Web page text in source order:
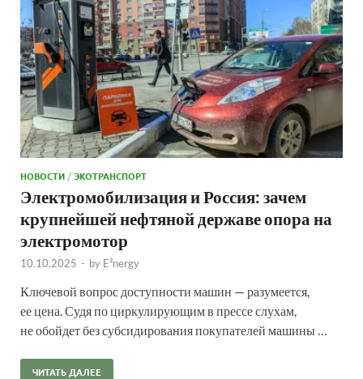
НОВОСТИ /ЭКОТРАНСПОРТ
Электромобилизация и Россия: зачем
крупнейшей нефтяной державе опора на
электромотор
10.10.2025 - by E²nergy
Ключевой вопрос доступности машин — разумеется,
ее цена. Судя по циркулирующим в прессе слухам,
не обойдет без субсидирования покупателей машины …
ЧИТАТЬ ДАЛЕЕ